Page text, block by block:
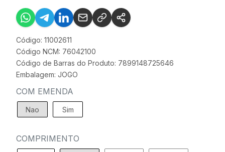
Código: 11002611
Código NCM: 76042100
Código de Barras do Produto: 7899148725646
Embalagem: JOGO
COM EMENDA
Nao Sim
COMPRIMENTO